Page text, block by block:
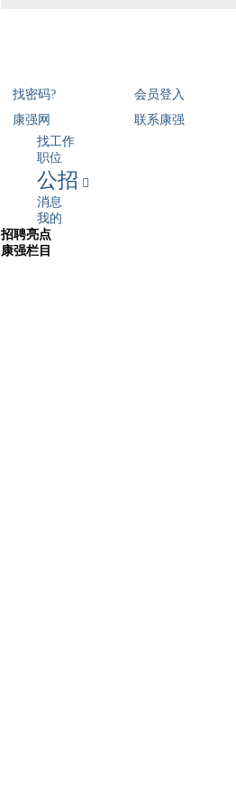
找密码? 会员登入
康强网
联系康强
找工作
职位
公招 
消息
我的
招聘亮点
康强栏目